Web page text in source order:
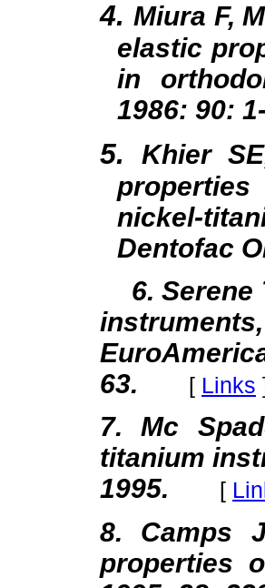
4. Miura F,
elastic
in
1986: 90:
5. Khier
nickel-
Dentofac
6. Serene
63. [ Links
7. Mc
titanium
1995. [
8. Camps
properties